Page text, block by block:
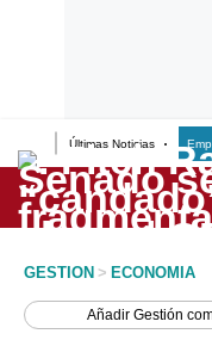
Últimas Noticias
Lo último
Peru Quiosco
GESTION > ECONOMIA
AñadirGestión